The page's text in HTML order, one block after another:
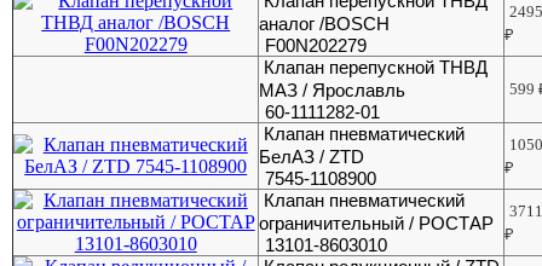
аналог /BOSCH
F00N202279
₽
Клапан перепускной ТНВД
МАЗ / Ярославль
60-1111282-01
599
Клапан пневматический
БелАЗ / ZTD
7545-1108900
₽
Клапан пневматический
ограничительный / РОСТАР
13101-8603010
₽